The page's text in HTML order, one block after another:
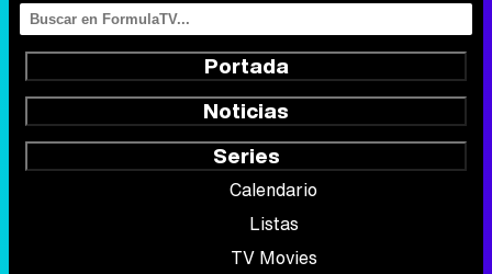
Portada
Noticias
Series
Calendario
Listas
TV Movies